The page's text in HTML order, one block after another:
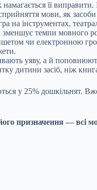
її
мови, як засоби
на інструментах,
темпи мовного
чи електронною
уяву, а й
дитини засіб, ніж
у 25%
призначення — всі